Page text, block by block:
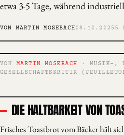
etwa 3-5 Tage, während
VON MARTIN MOSEBACH08.10.2025 5
VON MARTIN MOSEBACH
· MUSIK-,
GESELLSCHAFTSKRITIK
DIE HALTBARKEIT VON
Frisches Toastbrot vom Bäcker hält